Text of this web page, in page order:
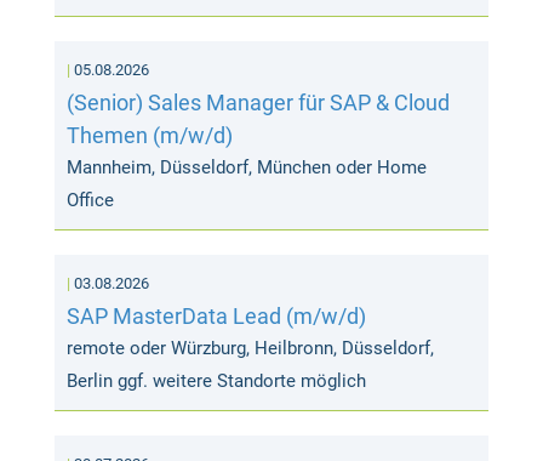
05.08.2026
(Senior) Sales Manager für SAP & Cloud
Themen (m/w/d)
Mannheim, Düsseldorf, München oder Home
Office
03.08.2026
SAP MasterData Lead (m/w/d)
remote oder Würzburg, Heilbronn, Düsseldorf,
Berlin ggf. weitere Standorte möglich